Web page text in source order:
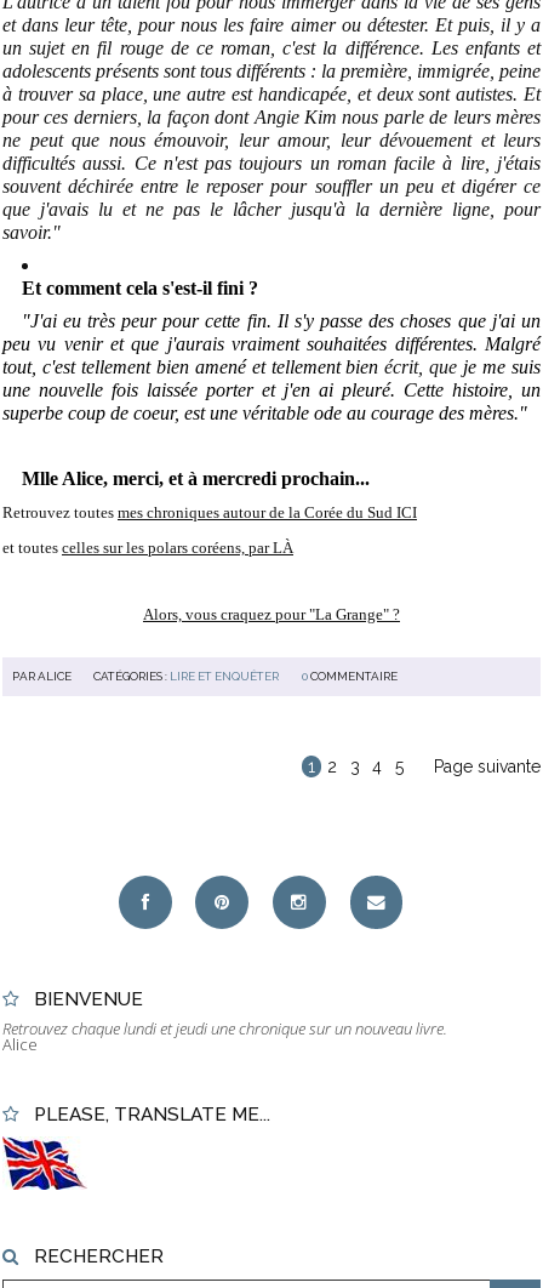
et dans leur tête, pour nous les faire aimer ou détester. Et puis, il y a
un sujet en fil rouge de ce roman, c'est la différence. Les enfants et
adolescents présents sont tous différents : la première, immigrée, peine
à trouver sa place, une autre est handicapée, et deux sont autistes. Et
pour ces derniers, la façon dont Angie Kim nous parle de leurs mères
ne peut que nous émouvoir, leur amour, leur dévouement et leurs
difficultés aussi. Ce n'est pas toujours un roman facile à lire, j'étais
souvent déchirée entre le reposer pour souffler un peu et digérer ce
que j'avais lu et ne pas le lâcher jusqu'à la dernière ligne, pour
savoir."
Et comment cela s'est-il fini ?
"J'ai eu très peur pour cette fin. Il s'y passe des choses que j'ai un
peu vu venir et que j'aurais vraiment souhaitées différentes. Malgré
tout, c'est tellement bien amené et tellement bienécrit, que je me suis
une nouvelle fois laissée porter et j'en ai pleuré. Cette histoire, un
superbe coup de coeur, est une véritable ode au courage des mères."
Mlle Alice, merci, et à mercredi prochain...
Retrouvez toutes mes chroniques autour de la Corée du Sud ICI
et toutes celles sur les polars coréens, par LÀ
Alors, vous craquez pour "La Grange" ?
PARALICE CATÉGORIES : LIRE ET ENQUÊTER 0 COMMENTAIRE
1 2 3 4 5 Page suivante
BIENVENUE
Retrouvez chaque lundi et jeudi une chronique sur un nouveau livre.
Alice
PLEASE, TRANSLATE ME...
RECHERCHER